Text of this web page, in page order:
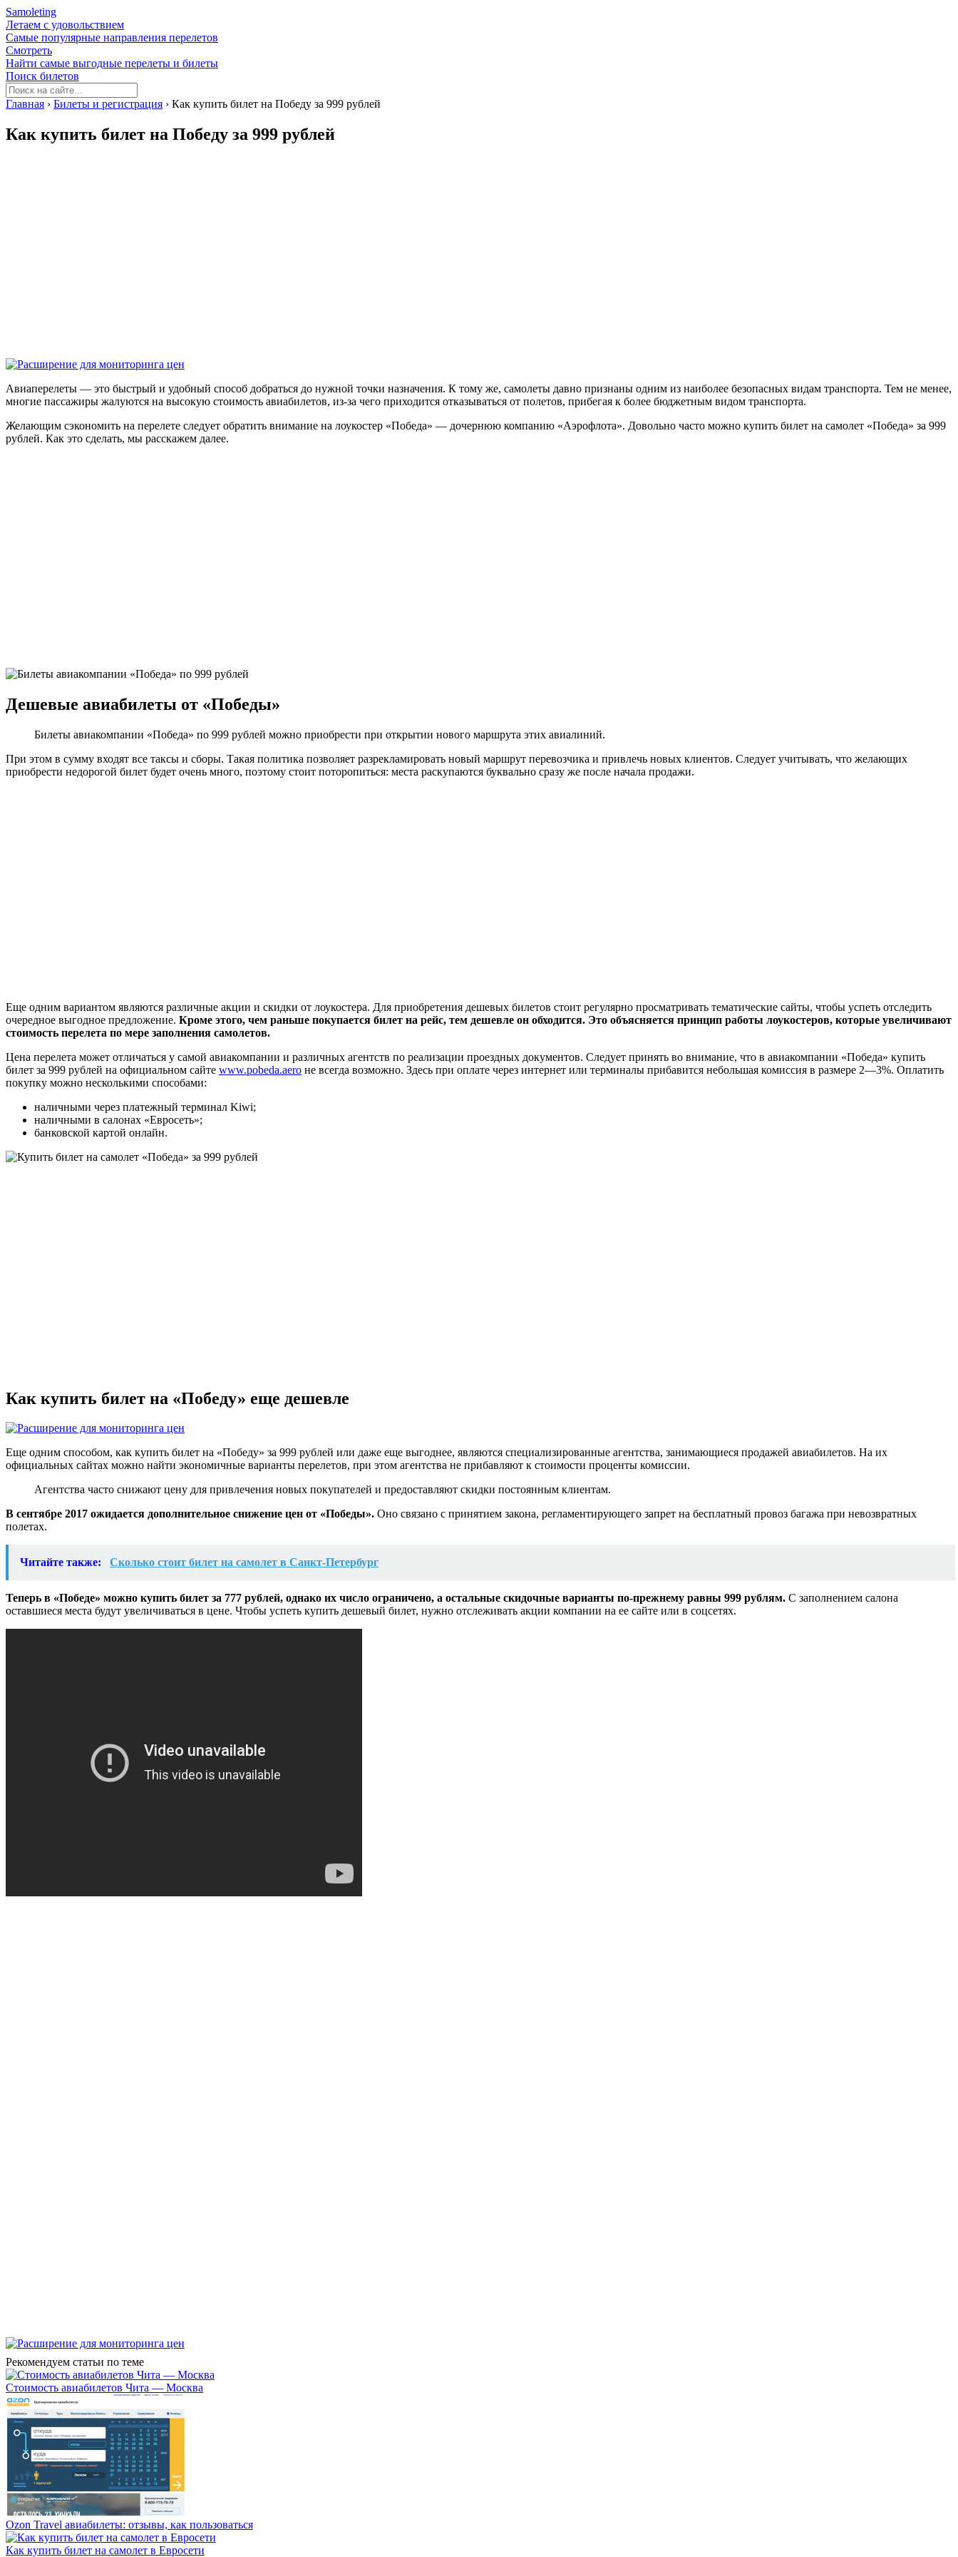
Samoleting
Летаем с удовольствием
Самые популярные направления перелетов
Смотреть
Найти самые выгодные перелеты и билеты
Поиск билетов
Главная › Билеты и регистрация › Как купить билет на Победу за 999 рублей
Как купить билет на Победу за 999 рублей
Авиаперелеты — это быстрый и удобный способ добраться до нужной точки назначения. К тому же, самолеты давно признаны одним из наиболее безопасных видам транспорта. Тем не менее,
многие пассажиры жалуются на высокую стоимость авиабилетов, из-за чего приходится отказываться от полетов, прибегая к более бюджетным видом транспорта.
Желающим сэкономить на перелете следует обратить внимание на лоукостер «Победа» — дочернюю компанию «Аэрофлота». Довольно часто можно купить билет на самолет «Победа» за 999
рублей. Как это сделать, мы расскажем далее.
Дешевые авиабилеты от «Победы»
Билеты авиакомпании «Победа» по 999 рублей можно приобрести при открытии нового маршрута этих авиалиний.
При этом в сумму входят все таксы и сборы. Такая политика позволяет разрекламировать новый маршрут перевозчика и привлечь новых клиентов. Следует учитывать, что желающих
приобрести недорогой билет будет очень много, поэтому стоит поторопиться: места раскупаются буквально сразу же после начала продажи.
Еще одним вариантом являются различные акции и скидки от лоукостера. Для приобретения дешевых билетов стоит регулярно просматривать тематические сайты, чтобы успеть отследить
очередное выгодное предложение. Кроме этого, чем раньше покупается билет на рейс, тем дешевле он обходится. Это объясняется принцип работы лоукостеров, которые увеличивают
стоимость перелета по мере заполнения самолетов.
Цена перелета может отличаться у самой авиакомпании и различных агентств по реализации проездных документов. Следует принять во внимание, что в авиакомпании «Победа» купить
билет за 999 рублей на официальном сайте www.pobeda.aero не всегда возможно. Здесь при оплате через интернет или терминалы прибавится небольшая комиссия в размере 2—3%. Оплатить
покупку можно несколькими способами:
наличными через платежный терминал Kiwi;
наличными в салонах «Евросеть»;
банковской картой онлайн.
Как купить билет на «Победу» еще дешевле
Еще одним способом, как купить билет на «Победу» за 999 рублей или даже еще выгоднее, являются специализированные агентства, занимающиеся продажей авиабилетов. На их
официальных сайтах можно найти экономичные варианты перелетов, при этом агентства не прибавляют к стоимости проценты комиссии.
Агентства часто снижают цену для привлечения новых покупателей и предоставляют скидки постоянным клиентам.
В сентябре 2017 ожидается дополнительное снижение цен от «Победы». Оно связано с принятием закона, регламентирующего запрет на бесплатный провоз багажа при невозвратных
полетах.
Читайте также: Сколько стоит билет на самолет в Санкт-Петербург
Теперь в «Победе» можно купить билет за 777 рублей, однако их число ограничено, а остальные скидочные варианты по-прежнему равны 999 рублям. С заполнением салона
оставшиеся места будут увеличиваться в цене. Чтобы успеть купить дешевый билет, нужно отслеживать акции компании на ее сайте или в соцсетях.
Рекомендуем статьи по теме
Стоимость авиабилетов Чита — Москва
Ozon Travel авиабилеты: отзывы, как пользоваться
Как купить билет на самолет в Евросети